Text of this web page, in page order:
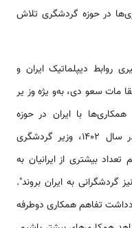
در حوزه گردشگری تلاش
روابط دیپلماتیک ایران و
سعودی، به‌ویژه وزیر
با ایران در حوزه
بیشتری از ایرانیان به
نیز گردشگرانی به ایران بروند".
تفاهم همکاری دوطرفه